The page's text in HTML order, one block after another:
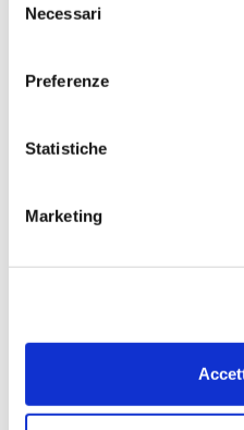
delNecessari
Preferenze
Statistiche
Marketing
molti luoghi
Vignolese
, un
tradizione molto
frequentatissimo. Il
estremamente
sulla strada.
il resto, sempre di
ottimo. Da
gnocco fritto.
9
dei maggiori